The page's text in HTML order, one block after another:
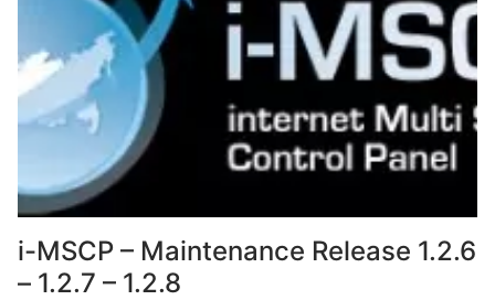
i-MSCP – Maintenance Release 1.2.6
– 1.2.7 – 1.2.8